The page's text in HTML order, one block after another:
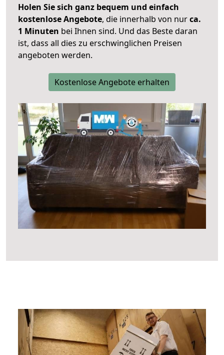
Holen Sie sich ganz bequem und einfach
kostenlose Angebote, die innerhalb von nurca.
1 Minuten bei Ihnen sind. Und das Beste daran
ist, dass all dies zu erschwinglichen Preisen
angeboten werden.
Kostenlose Angebote erhalten